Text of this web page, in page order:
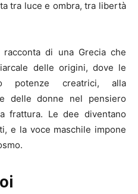
tra luce e ombra, tra libertà
di una Grecia che
delle origini, dove le
potenze creatrici, alla
delle donne nel pensiero
frattura. Le dee diventano
e la voce maschile impone